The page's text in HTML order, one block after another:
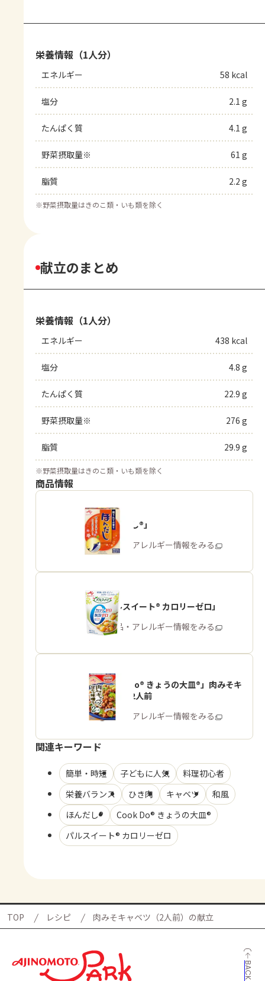
栄養情報（1人分）
エネルギー 58 kcal
塩分 2.1 g
たんぱく質 4.1 g
野菜摂取量※ 61 g
脂質 2.2 g
※野菜摂取量はきのこ類・いも類を除く
献立のまとめ
栄養情報（1人分）
エネルギー 438 kcal
塩分 4.8 g
たんぱく質 22.9 g
野菜摂取量※ 276 g
脂質 29.9 g
※野菜摂取量はきのこ類・いも類を除く
商品情報
「ほんだし®」
商品・アレルギー情報をみる
「パルスイート® カロリーゼロ」
商品・アレルギー情報をみる
「Cook Do® きょうの大皿®」肉みそキ
ャベツ用2人前
商品・アレルギー情報をみる
関連キーワード
簡単・時短 子どもに人気
料理初心者
栄養バランス
ひき肉 キャベツ
和風
ほんだし®
Cook Do® きょうの大皿®
パルスイート® カロリーゼロ
TOP レシピ 肉みそキャベツ（2人前）の献立